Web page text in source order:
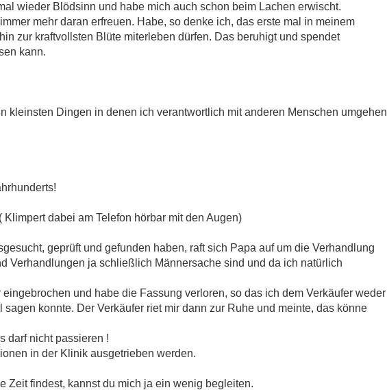
wieder Blödsinn und habe mich auch schon beim Lachen erwischt.
mehr daran erfreuen. Habe, so denke ich, das erste mal in meinem
zur kraftvollsten Blüte miterleben dürfen. Das beruhigt und spendet
kann.
kleinsten Dingen in denen ich verantwortlich mit anderen Menschen umgehen
dabei am Telefon hörbar mit den Augen)
geprüft und gefunden haben, raft sich Papa auf um die Verhandlung
Verhandlungen ja schließlich Männersache sind und da ich natürlich
und habe die Fassung verloren, so das ich dem Verkäufer weder
konnte. Der Verkäufer riet mir dann zur Ruhe und meinte, das könne
darf nicht passieren !
in der Klinik ausgetrieben werden.
Zeit findest, kannst du mich ja ein wenig begleiten.